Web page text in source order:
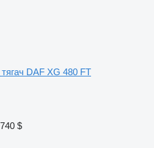
тягач DAF XG 480 FT
$